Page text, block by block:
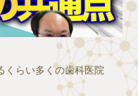
くらい多くの歯科医院